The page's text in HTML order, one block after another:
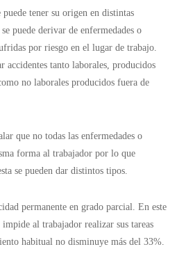
tener su origen en distintas
puede derivar de enfermedades o
por riesgo en el lugar de trabajo.
accidentes tanto laborales, producidos
no laborales producidos fuera de
que no todas las enfermedades o
forma al trabajador por lo que
se pueden dar distintos tipos.
permanente en grado parcial. En este
al trabajador realizar sus tareas
habitual no disminuye más del 33%.